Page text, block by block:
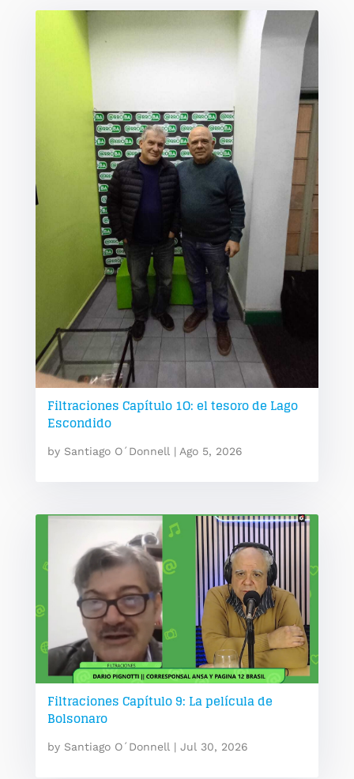
Filtraciones Capítulo 1O: el tesoro de Lago
Escondido
by Santiago O´Donnell| Ago 5, 2026
Filtraciones Capítulo 9: La película de
Bolsonaro
by Santiago O´Donnell | Jul 30, 2026